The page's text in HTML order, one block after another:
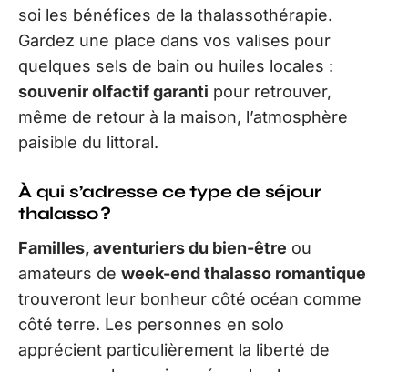
soi les bénéfices de la thalassothérapie.
Gardez une place dans vos valises pour
quelques sels de bain ou huiles locales :
souvenir olfactif garanti pour retrouver,
même de retour à la maison, l’atmosphère
paisible du littoral.
À qui s’adresse ce type de séjour
thalasso ?
Familles, aventuriers du bien-être ou
amateurs de week-end thalasso romantique
trouveront leur bonheur côté océan comme
côté terre. Les personnes en solo
apprécient particulièrement la liberté de